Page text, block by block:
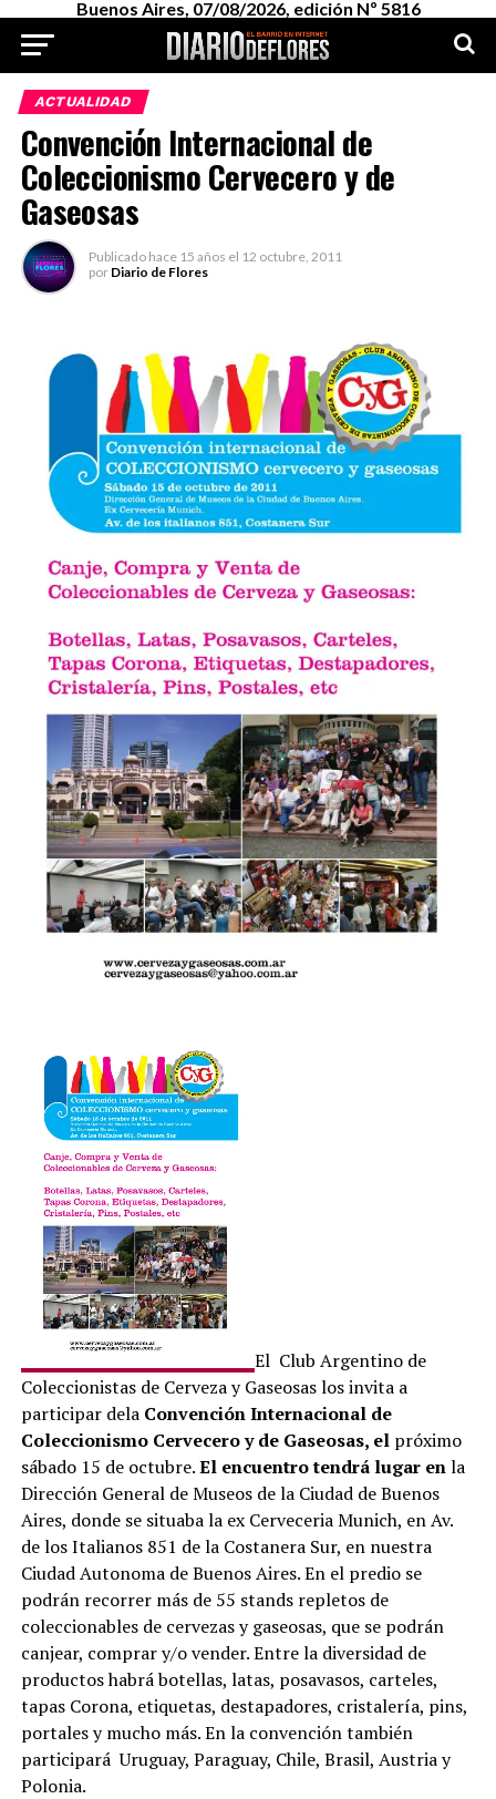
Buenos Aires, 07/08/2026, edición Nº 5816
ACTUALIDAD
Convención Internacional de
Coleccionismo Cervecero y de
Gaseosas
Publicado hace 15 años el 12 octubre, 2011
por Diario de Flores
El Club Argentino de
Coleccionistas de Cerveza y Gaseosas los invita a
participar dela Convención Internacional de
Coleccionismo Cervecero y de Gaseosas, el próximo
sábado 15 de octubre.El encuentro tendrá lugar enla
Dirección General de Museos de la Ciudad de Buenos
Aires, donde se situaba la ex Cerveceria Munich, en Av.
de los Italianos 851 de la Costanera Sur, en nuestra
Ciudad Autonoma de Buenos Aires. En el predio se
podrán recorrer más de 55 stands repletos de
coleccionables de cervezas y gaseosas, que se podrán
canjear, comprar y/o vender. Entre la diversidad de
productos habrá botellas, latas, posavasos, carteles,
tapas Corona, etiquetas, destapadores, cristalería, pins,
portales y mucho más. En la convención también
participará Uruguay, Paraguay, Chile, Brasil, Austria y
Polonia.